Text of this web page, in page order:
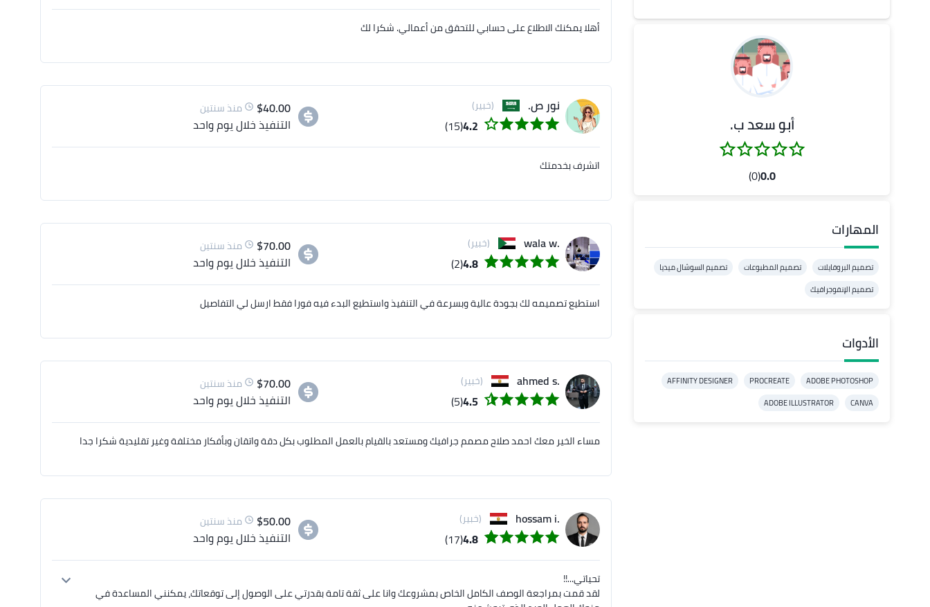
أبو سعد ب.
0.0
(0)
المهارات
تصميم البروفايلات تصميم المطبوعات
تصميم السوشال ميديا
تصميم الإنفوجرافيك
الأدوات
ADOBE PHOTOSHOP
PROCREATE
AFFINITY DESIGNER
CANVA
ADOBE ILLUSTRATOR
أهلا يمكنك الاطلاع على حسابي للتحقق من أعمالي. شكرا لك
نور ص. (خبير)
4.2
(15)
$40.00 منذ سنتين
التنفيذخلال يوم واحد
اتشرف بخدمتك
.wala w (خبير)
4.8
(2)
$70.00 منذ سنتين
التنفيذخلال يوم واحد
استطيع تصميمه لك بجودة عالية وبسرعة في التنفيذ واستطيع البدء فيه فورا فقط ارسل لي التفاصيل
‪ahmed s. (خبير)
4.5
(5)
$70.00 منذ سنتين
التنفيذخلال يوم واحد
مساء الخير معك احمد صلاح مصمم جرافيك ومستعد بالقيام بالعمل المطلوب بكل دقة واتقان وبأفكار مختلفة وغير تقليدية شكرا جدا
.hossam i (خبير)
4.8
(17)
$50.00 منذ سنتين
التنفيذخلال يوم واحد